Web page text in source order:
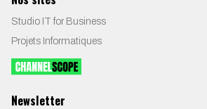
Studio IT for Business
Projets Informatiques
Newsletter